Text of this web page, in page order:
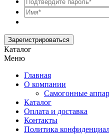
Зарегистрироваться
Каталог
Меню
Главная
О компании
Самогонные
Каталог
Оплата и доставка
Контакты
Политика